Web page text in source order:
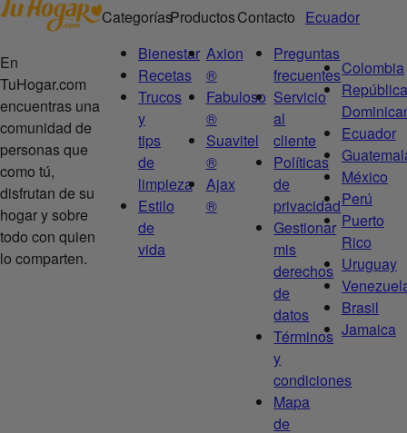
En
TuHogar.com
encuentras una
comunidad de
personas que
como tú,
disfrutan de su
hogar y sobre
todo con quien
lo comparten.
Categorías
Bienestar
Recetas
Trucos
y
tips
de
limpieza
Estilo
de
vida
Productos
Axion
®
Fabuloso
®
Suavitel
®
Ajax
®
Contacto
Preguntas
frecuentes
Servicio
al
cliente
Políticas
de
privacidad
Gestionar
mis
derechos
de
datos
Términos
y
condiciones
Mapa
de
Ecuador
Colombia
República
Ecuador
México
Perú
Puerto
Rico
Uruguay
Brasil
Jamaica